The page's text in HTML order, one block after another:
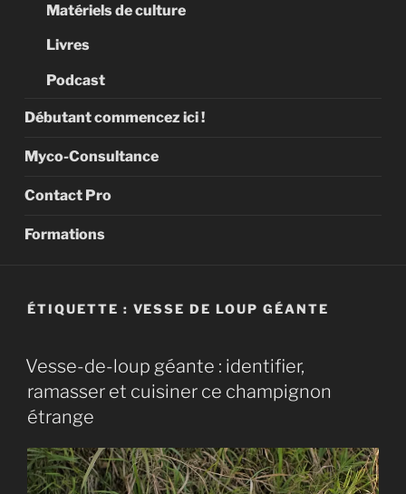
Matériels de culture
Livres
Podcast
Débutant commencez ici !
Myco-Consultance
Contact Pro
Formations
ÉTIQUETTE : VESSE DE LOUP GÉANTE
Vesse-de-loup géante : identifier,
ramasser et cuisiner ce champignon
étrange